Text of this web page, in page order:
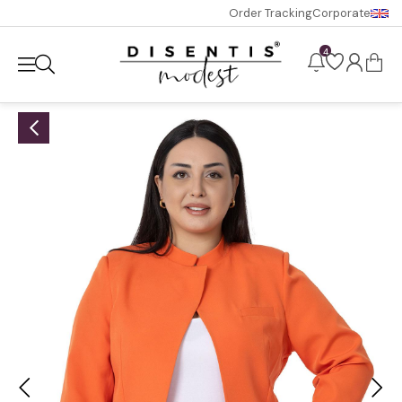
Order TrackingCorporate
4